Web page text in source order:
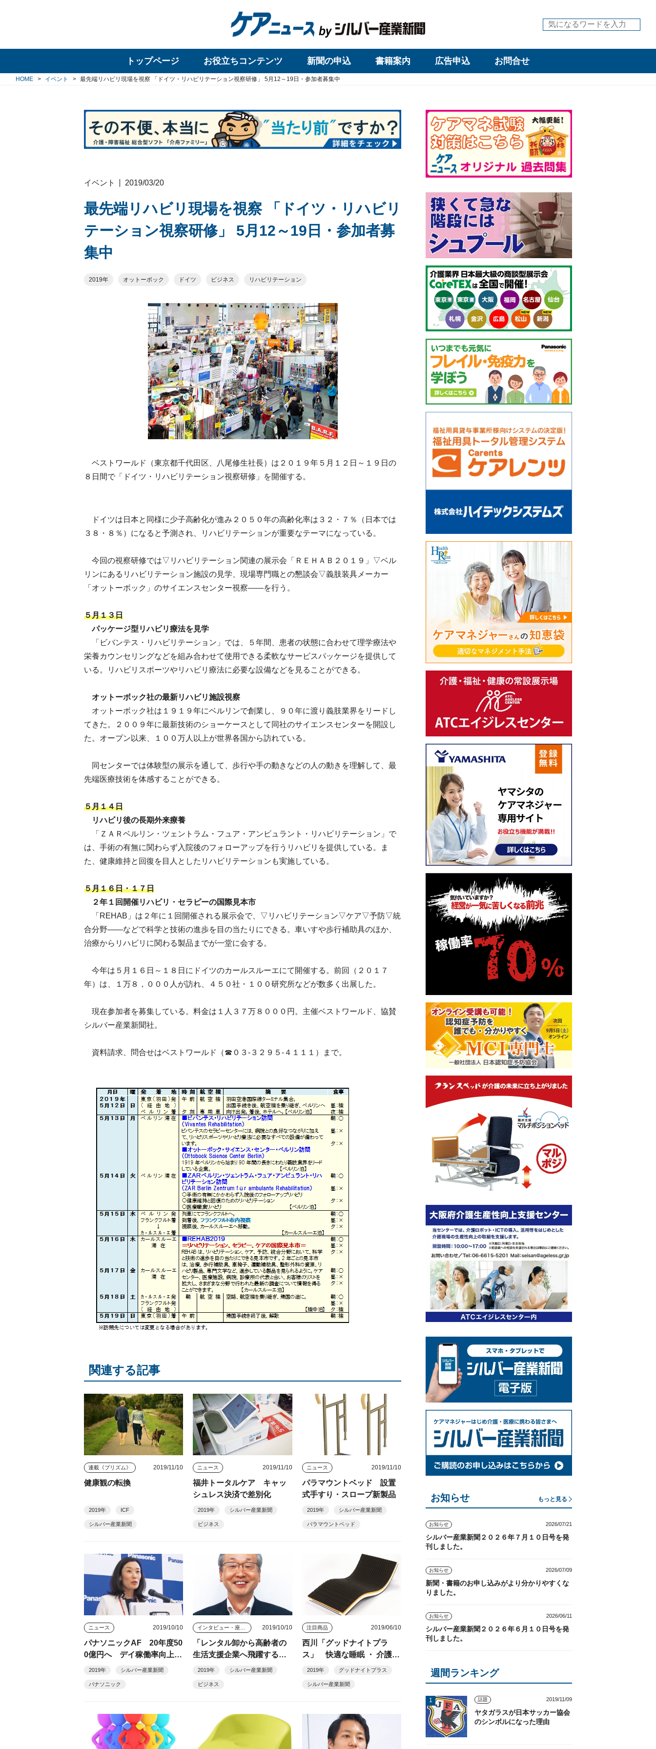
トップページ お役立ちコンテンツ 新聞の申込 書籍案内 広告申込 お問合せ
HOME イベント 最先端リハビリ現場を視察 「ドイツ・リハビリテーション視察研修」 5月12～19日・参加者募集中
イベント 2019/03/20
最先端リハビリ現場を視察 「ドイツ・リハビリ
テーション視察研修」 5月12～19日・参加者募
集中
2019年 オットーボック ドイツ ビジネス リハビリテーション
ベストワールド（東京都千代田区、八尾修生社長）は２０１９年５月１２日～１９日の
８日間で「ドイツ・リハビリテーション視察研修」を開催する。
ドイツは日本と同様に少子高齢化が進み２０５０年の高齢化率は３２・７％（日本では
３８・８％）になると予測され、リハビリテーションが重要なテーマになっている。
今回の視察研修では▽リハビリテーション関連の展示会「ＲＥＨＡＢ２０１９」▽ベル
リンにあるリハビリテーション施設の見学、現場専門職との懇談会▽義肢装具メーカー
「オットーボック」のサイエンスセンター視察――を行う。
５月１３日
パッケージ型リハビリ療法を見学
「ビバンテス・リハビリテーション」では、５年間、患者の状態に合わせて理学療法や
栄養カウンセリングなどを組み合わせて使用できる柔軟なサービスパッケージを提供して
いる。リハビリスポーツやリハビリ療法に必要な設備などを見ることができる。
オットーボック社の最新リハビリ施設視察
オットーボック社は１９１９年にベルリンで創業し、９０年に渡り義肢業界をリードし
てきた。２００９年に最新技術のショーケースとして同社のサイエンスセンターを開設し
た。オープン以来、１００万人以上が世界各国から訪れている。
同センターでは体験型の展示を通して、歩行や手の動きなどの人の動きを理解して、最
先端医療技術を体感することができる。
５月１４日
リハビリ後の長期外来療養
「ＺＡＲベルリン・ツェントラム・フュア・アンビュラント・リハビリテーション」で
は、手術の有無に関わらず入院後のフォローアップを行うリハビリを提供している。ま
た、健康維持と回復を目人としたリハビリテーションも実施している。
５月１６日・１７日
２年１回開催リハビリ・セラピーの国際見本市
「REHAB」は２年に１回開催される展示会で、▽リハビリテーション▽ケア▽予防▽統
合分野――などで科学と技術の進歩を目の当たりにできる。車いすや歩行補助具のほか、
治療からリハビリに関わる製品までが一堂に会する。
今年は５月１６日～１８日にドイツのカールスルーエにて開催する。前回（２０１７
年）は、１万８，０００人が訪れ、４５０社・１００研究所などが数多く出展した。
現在参加者を募集している。料金は１人３７万８０００円。主催ベストワールド、協賛
シルバー産業新聞社。
資料請求、問合せはベストワールド（☎０３-３２９５-４１１１）まで。
関連する記事
連載《プリズム》 2019/11/10
健康観の転換
2019年 ICF
シルバー産業新聞
ニュース 2019/11/10
福井トータルケア キャッ
シュレス決済で差別化
2019年 シルバー産業新聞
ビジネス
ニュース 2019/11/10
パラマウントベッド 設置
式手すり・スロープ新製品
2019年 シルバー産業新聞
パラマウントベッド
ニュース 2019/10/10
パナソニックAF 20年度50
0億円へ デイ稼働率向上な
ど2019年 シルバー産業新聞
パナソニック
2019/10/10
「レンタル卸から高齢者の
生活支援企業へ飛躍する」
日本ケアサプライ金子博
2019年 シルバー産業新聞
ビジネス
注目商品 2019/06/10
西川「グッドナイトプラ
ス」 快適な睡眠 ・ 介護環
境をサポート
2019年 グッドナイトプラス
シルバー産業新聞
お知らせ もっと見る
お知らせ 2026/07/21
シルバー産業新聞２０２６年７月１０日号を発
刊しました。
お知らせ 2026/07/09
新聞・書籍のお申し込みがより分かりやすくな
りました。
お知らせ 2026/06/11
シルバー産業新聞２０２６年６月１０日号を発
刊しました。
週間ランキング
話題 2019/11/09
ヤタガラスが日本サッカー協会
のシンボルになった理由